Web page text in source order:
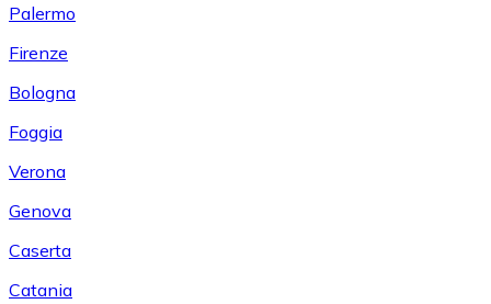
Palermo
Firenze
Bologna
Foggia
Verona
Genova
Caserta
Catania